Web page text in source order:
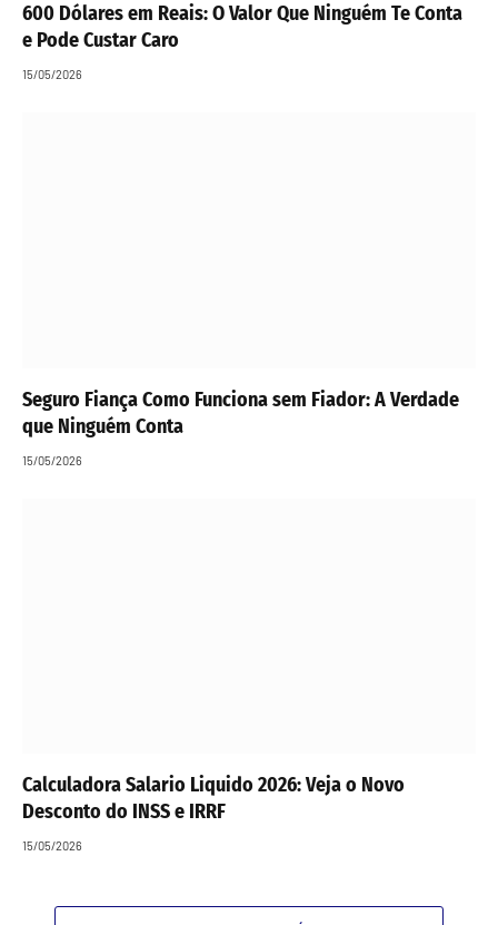
600 Dólares em Reais: O Valor Que Ninguém Te Conta
e Pode Custar Caro
15/05/2026
Seguro Fiança Como Funciona sem Fiador: A Verdade
que Ninguém Conta
15/05/2026
Calculadora Salario Liquido 2026: Veja o Novo
Desconto do INSS e IRRF
15/05/2026